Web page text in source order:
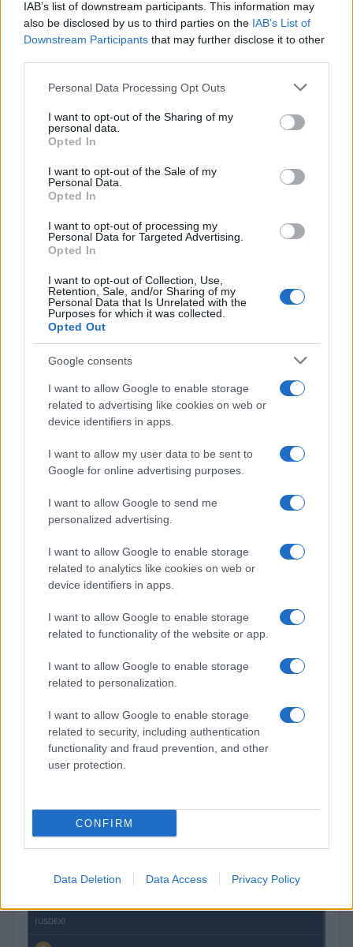
IAB’s list of downstream participants. This information may
also be disclosed by us to third parties on the IAB’s List of
Downstream Participants that may further disclose it to other
Please note that this website/app uses one or more Google
not limited to your visit or usage behaviour. You may click to
grant or deny consent to Google and its third-party tags to
use your data for below specified purposes in below Google
consent section.
Personal Data Processing Opt Outs
I want to opt-out of the Sharing of my
personal data.
Opted In
I want to opt-out of the Sale of my
Personal Data.
Opted In
I want to opt-out of processing my
Personal Data for Targeted Advertising.
Opted In
I want to opt-out of Collection, Use,
Retention, Sale, and/or Sharing of my
Personal Data that Is Unrelated with the
Purposes for which it was collected.
Opted Out
Google consents
I want to allow Google to enable storage
related to advertising like cookies on web or
device identifiers in apps.
I want to allow my user data to be sent to
Google for online advertising purposes.
I want to allow Google to send me
personalized advertising.
I want to allow Google to enable storage
related to analytics like cookies on web or
device identifiers in apps.
I want to allow Google to enable storage
related to functionality of the website or app.
I want to allow Google to enable storage
related to personalization.
I want to allow Google to enable storage
related to security, including authentication
functionality and fraud prevention, and other
user protection.
CONFIRM
Data Deletion Data Access Privacy Policy
LA FINANCE
Comment un job d’été au Bon Marché a façonné une carrière
en finance
Juliette Bernard · 8 Août 2026
COTATIONS CRYPTO
Nom
Kinza Babylon Staked BTC
(KBTC)
$83,270.00
Stride Staked Injective
(FIBO)
(BTC)
VNST Stablecoin
(VNST)
$0.000040
(USDEX)